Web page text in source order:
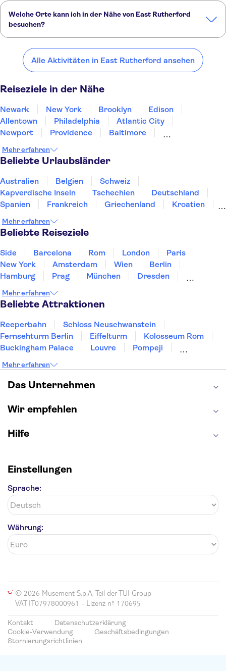
Welche Orte kann ich in der Nähe von East Rutherford
besuchen?
Rutherford:
Newark
Alle Aktivitäten in East Rutherford ansehen
Reiseziele in der Nähe
Newark New York Brooklyn
Edison
Allentown
Philadelphia
Atlantic City
Newport
Providence
Baltimore
New Jersey
Concord
Mehr erfahren
Beliebte Urlaubsländer
Australien Belgien
Schweiz
Kapverdische Inseln
Tschechien
Deutschland
Spanien
Frankreich Griechenland
Kroatien
Norwegen
Polen
Mehr erfahren
Beliebte Reiseziele
Side Barcelona Rom London
Paris
New York
Amsterdam Wien
Berlin
Hamburg
Prag München
Dresden
Heidelberg
Bremen
Mehr erfahren
Beliebte Attraktionen
Reeperbahn
Schloss Neuschwanstein
Fernsehturm Berlin
Eiffelturm
Kolosseum Rom
Buckingham Palace
Louvre
Pompeji
Moulin Rouge
Burj Khalifa
Keukenhof
London Eye
Elbphilharmonie
Mehr erfahren
Das Unternehmen
Wir empfehlen
Hilfe
Einstellungen
Sprache:
Währung:
© 2026 Musement S.p.A, Teil der TUI Group
VAT IT07978000961 - Lizenz nº 170695
Kontakt
Datenschutzerklärung
Cookie-Verwendung
Geschäftsbedingungen
Stornierungsrichtlinien